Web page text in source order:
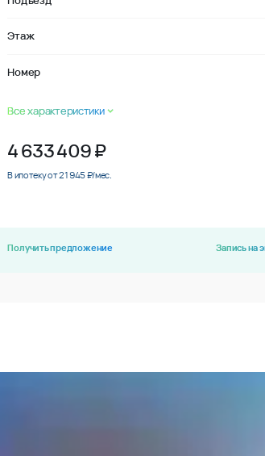
Этаж
Номер
Все характеристики
4 633 409₽
В ипотеку от 21 945 ₽/мес.
Получить предложение Запись на